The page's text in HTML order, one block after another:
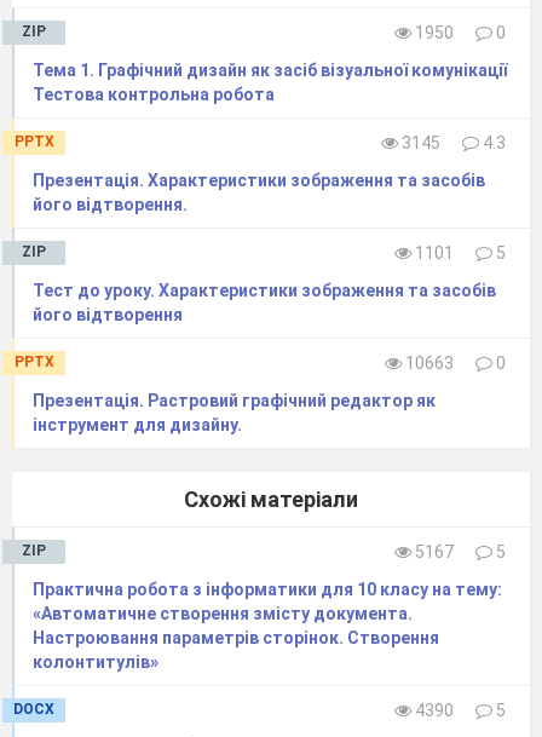
(Слайд 9)
ZIP 1950
0
Тема 1. Графічний дизайн як засіб візуальної комунікації
Тестова контрольна робота
PPTX 3145
4.3
Презентація. Характеристики зображення та засобів
його відтворення.
ZIP 1101
5
Тест до уроку. Характеристики зображення та засобів
його відтворення
PPTX 10663
0
Презентація. Растровий графічний редактор як
інструмент для дизайну.
Схожі матеріали
ZIP 5167
5
Практична робота з інформатики для 10 класу на тему:
«Автоматичне створення змісту документа.
Настроювання параметрів сторінок. Створення
колонтитулів»
DOCX 4390
5